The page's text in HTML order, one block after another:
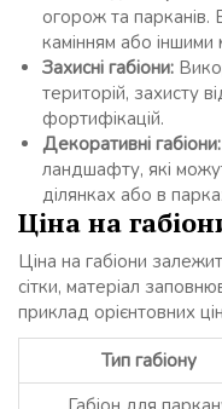
огорож та парканів.
камінням або іншими
Захисні габіони:
територій, захисту
фортифікацій.
Декоративні габіони:
ландшафту, які
ділянках або в
Ціна на
Ціна на габіони
сітки, матеріал
приклад орієнтовних
Тип габіону